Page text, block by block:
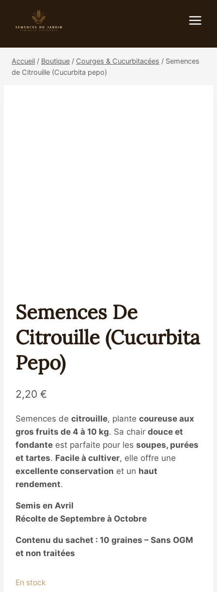
contenu
Accueil / Boutique / Courges & Cucurbitacées / Semences
de Citrouille (Cucurbita pepo)
Semences De
Citrouille (Cucurbita
Pepo)
2,20 €
Semences de citrouille, plante coureuse aux
gros fruits de 4 à 10 kg. Sa chair douce et
fondante est parfaite pour les soupes, purées
et tartes. Facile à cultiver, elle offre une
excellente conservation et un haut
rendement.
Semis en Avril
Récolte de Septembre à Octobre
Contenu du sachet : 10 graines – Sans OGM
et non traitées
En stock